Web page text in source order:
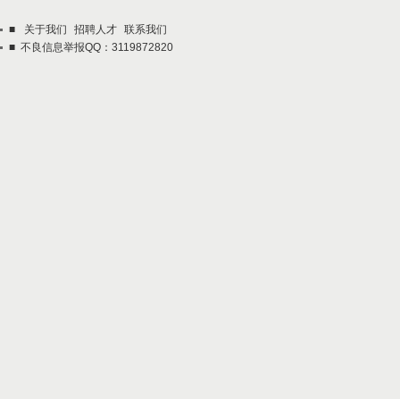
■ 关于我们 招聘人才 联系我们
■ 不良信息举报QQ：3119872820